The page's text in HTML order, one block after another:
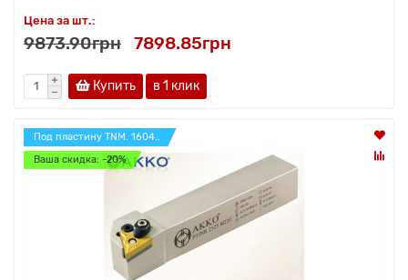
Цена за шт.:
9873.90грн 7898.85грн
Купить в 1 клик
Под пластину TNM. 1604..
Ваша скидка: -20%